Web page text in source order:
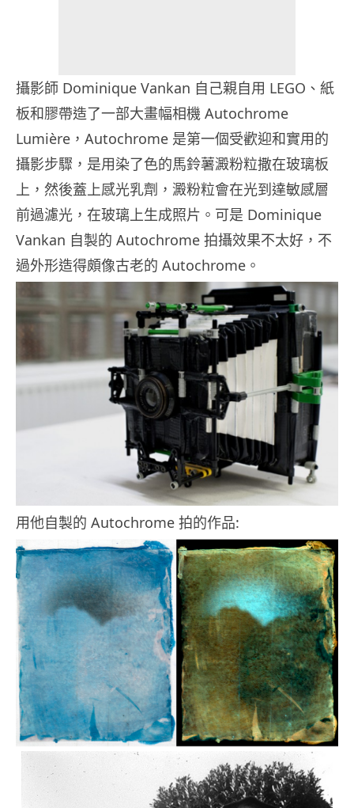
攝影師 Dominique Vankan 自己親自用 LEGO、紙
板和膠帶造了一部大畫幅相機 Autochrome
Lumière，Autochrome 是第一個受歡迎和實用的
攝影步驟，是用染了色的馬鈴薯澱粉粒撒在玻璃板
上，然後蓋上感光乳劑，澱粉粒會在光到達敏感層
前過濾光，在玻璃上生成照片。可是 Dominique
Vankan 自製的 Autochrome 拍攝效果不太好，不
過外形造得頗像古老的 Autochrome。
用他自製的 Autochrome 拍的作品: